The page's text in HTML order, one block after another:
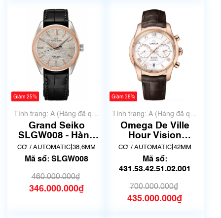
Giảm 25%
Tình trạng: A (Hàng đã qua
sử dụng nhưng rất đẹp,
không có xước)
Grand Seiko
SLGW008 - Hàng
qua sử dụng lướt
CƠ / AUTOMATIC 38,6MM
Mã số: SLGW008
460.000.000₫
346.000.000₫
Giảm 38%
Tình trạng: A (Hàng đã qua
sử dụng nhưng rất đẹp,
không có xước)
Omega De Ville
Hour Vision
431.53.42.51.02.001
CƠ / AUTOMATIC| 42MM
Mã số:
431.53.42.51.02.001
700.000.000₫
435.000.000₫